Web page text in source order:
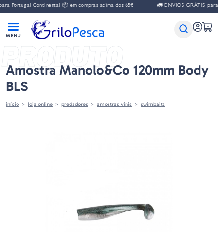
Portugal Continental 📦 em compras acima dos 65€ 🚛 ENVIOS GRÁTIS
PRODUTO
Amostra Manolo&co 120mm Body
BLS
início loja online predadores amostras vinis swimbaits